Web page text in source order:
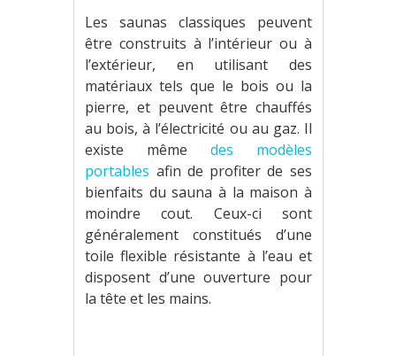
Les saunas classiques peuvent
être construits à l’intérieur ou à
l’extérieur, en utilisant des
matériaux tels que le bois ou la
pierre, et peuvent être chauffés
au bois, à l’électricité ou au gaz. Il
existe même des modèles
portables afin de profiter de ses
bienfaits du sauna à la maison à
moindre cout. Ceux-ci sont
généralement constitués d’une
toile flexible résistante à l’eau et
disposent d’une ouverture pour
la tête et les mains.